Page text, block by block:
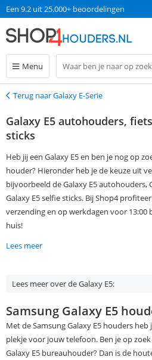
Een 9.2 uit 25.000+ beoordelingen
Menu
Terug
Terug naar Galaxy E-Serie
Galaxy E5 autohouders,
sticks
Heb jij een Galaxy E5 en ben je nog op
houder? Hieronder heb je de keuze uit
bijvoorbeeld de Galaxy E5 autohouders,
Galaxy E5 selfie sticks. Bij Shop4
verzending en op werkdagen voor 13:00
huis!
Lees meer
Lees meer over de Galaxy E5:
Samsung Galaxy E5
Met de Samsung Galaxy E5 houders
plekje voor jouw telefoon. Ben je op
Galaxy E5 bureauhouder? Dan is de